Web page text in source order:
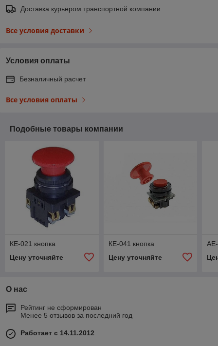
Доставка курьером транспортной компании
Все условия доставки
Условия оплаты
Безналичный расчет
Все условия оплаты
Подобные товары компании
КЕ-021 кнопка
Цену уточняйте
КЕ-041 кнопка
Цену уточняйте
О нас
Рейтинг не сформирован
Менее 5 отзывов за последний год
Работает с 14.11.2012